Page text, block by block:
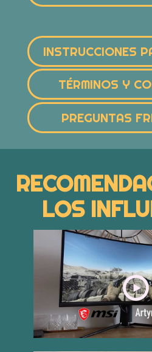
INSTRUCCIONES
TÉRMINOS Y
PREGUNTAS
LOS